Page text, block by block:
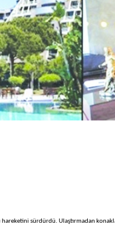
sürdürdü. Ulaştırmadan